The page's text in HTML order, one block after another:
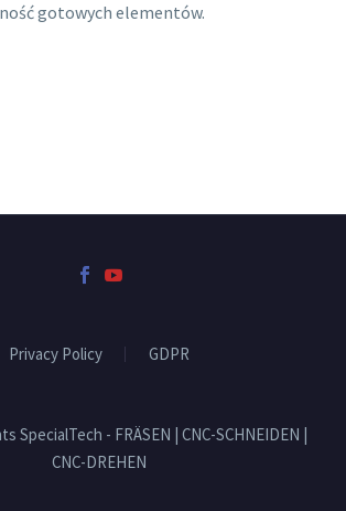
gotowych elementów.
Privacy Policy GDPR
SpecialTech - FRÄSEN | CNC-SCHNEIDEN |
CNC-DREHEN